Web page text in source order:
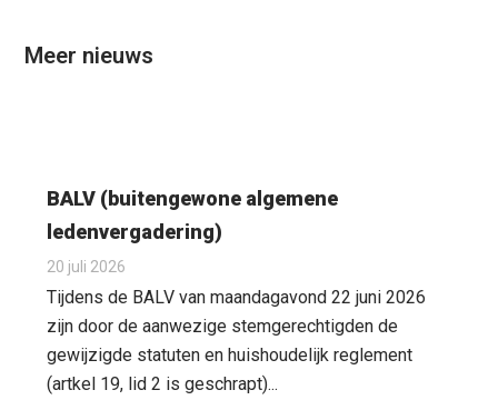
Meer nieuws
BALV (buitengewone algemene
ledenvergadering)
20 juli 2026
Tijdens de BALV van maandagavond 22 juni 2026
zijn door de aanwezige stemgerechtigden de
gewijzigde statuten en huishoudelijk reglement
(artkel 19, lid 2 is geschrapt)...